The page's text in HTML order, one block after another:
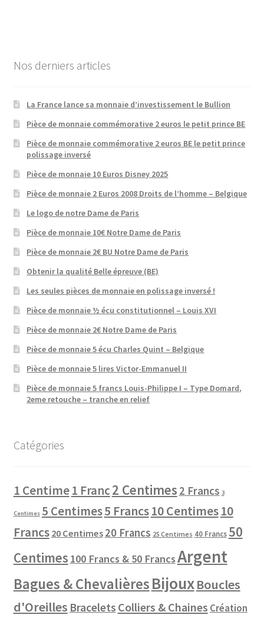
Nos derniers articles
La France lance sa monnaie d’investissement le Bullion
Pièce de monnaie commémorative 2 euros le petit prince BE
Pièce de monnaie commémorative 2 euros BE le petit prince
polissage inversé
Pièce de monnaie 10 Euros Disney 2025
Pièce de monnaie 2 Euros 2008 Droits de l’homme – Belgique
Le logo de notre Dame de Paris
Pièce de monnaie 10€ Notre Dame de Paris
Pièce de monnaie 2€ BU Notre Dame de Paris
Obtenir la qualité Belle épreuve (BE)
Les seules pièces de monnaie en polissage inversé !
Pièce de monnaie ½ écu constitutionnel – Louis XVI
Pièce de monnaie 2€ Notre Dame de Paris
Pièce de monnaie 5 écu Charles Quint – Belgique
Pièce de monnaie 5 lires Victor-Emmanuel II
Pièce de monnaie 5 francs Louis-Philippe I – Type Domard,
2eme retouche – tranche en relief
Catégories
1 Centime1 Franc2 Centimes 2 Francs 3
Centimes 5 Centimes5 Francs10 Centimes10
Francs 20 Centimes 20 Francs 25 Centimes 40 Francs 50
Centimes 100 Francs & 50 FrancsArgent
Bagues & ChevalièresBijouxBoucles
d'Oreilles Bracelets Colliers & Chaines Création